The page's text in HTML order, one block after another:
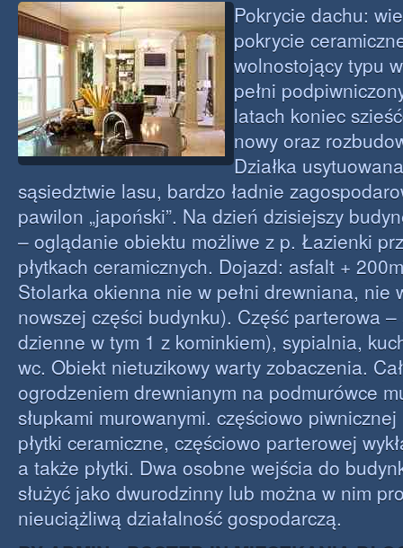
Pokrycie dachu:
pokrycie
wolnostojący typu
pełni
latach koniec
nowy oraz
Działka
sąsiedztwie lasu, bardzo ładnie
pawilon „japoński”. Na dzień dzisiejszy
– oglądanie obiektu możliwe z p. Łazienki
płytkach ceramicznych. Dojazd: asfalt +
Stolarka okienna nie w pełni drewniana, nie
nowszej części budynku). Część parterowa
dzienne w tym 1 z kominkiem), sypialnia,
wc. Obiekt nietuzikowy warty zobaczenia.
ogrodzeniem drewnianym na podmurówce
słupkami murowanymi. częściowo
płytki ceramiczne, częściowo parterowej
a także płytki. Dwa osobne wejścia do
służyć jako dwurodzinny lub można w nim
nieuciążliwą działalność gospodarczą.